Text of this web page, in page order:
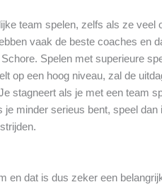
team spelen, zelfs als ze veel
vaak de beste coaches en
Spelen met superieure
op een hoog niveau, zal de
stagneert als je met een team
minder serieus bent, speel dan
en dat is dus zeker een